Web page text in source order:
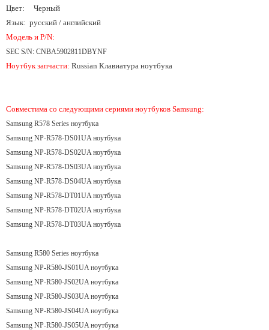
Цвет: Черный
Язык: русский / английский
Модель и P/N:
SEC S/N: CNBA5902811DBYNF
Ноутбук запчасти: Russian Клавиатура ноутбука
Совместима со следующими сериями ноутбуков Samsung:
Samsung R578 Series ноутбука
Samsung NP-R578-DS01UA ноутбука
Samsung NP-R578-DS02UA ноутбука
Samsung NP-R578-DS03UA ноутбука
Samsung NP-R578-DS04UA ноутбука
Samsung NP-R578-DT01UA ноутбука
Samsung NP-R578-DT02UA ноутбука
Samsung NP-R578-DT03UA ноутбука
Samsung R580 Series ноутбука
Samsung NP-R580-JS01UA ноутбука
Samsung NP-R580-JS02UA ноутбука
Samsung NP-R580-JS03UA ноутбука
Samsung NP-R580-JS04UA ноутбука
Samsung NP-R580-JS05UA ноутбука